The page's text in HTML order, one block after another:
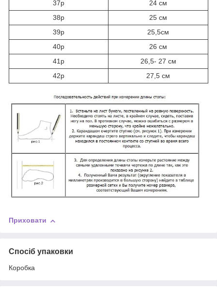
37р
24 см
38р
25 см
39р
25,5см
40р
26 см
41р
26,5- 27 см
42р
27,5 см
Приховати
Спосіб упаковки
Коробка